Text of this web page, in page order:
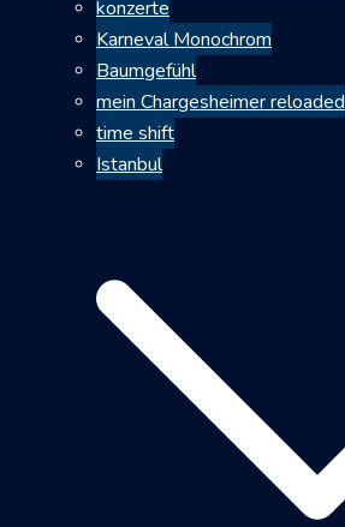
konzerte
Karneval Monochrom
Baumgefühl
mein Chargesheimer reloaded
time shift
Istanbul